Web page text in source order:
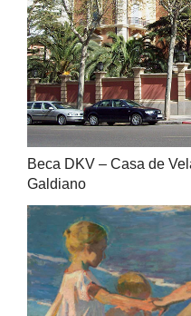
Beca DKV – Casa de
Galdiano